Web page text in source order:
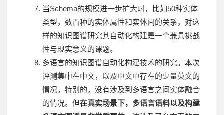
当Schema的规模进一步扩大时，比如50种实体
类型，数百种的实体属性和实体间的关系，对这
样的知识图谱研究其自动化构建是一个兼具挑战
性与现实意义的课题。
多语言的知识图谱自动化构建技术的研究。本次
评测集中在中文，以及中文中存在的少量英文的
情况，特别的，没有涉及到多语言之间实体融合
的情况。但在真实场景下，多语言语料以及构建